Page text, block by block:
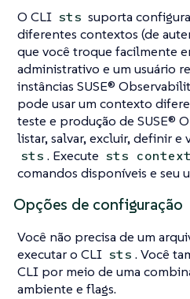
O CLI sts suporta
diferentes contextos (de
que você troque facilmente
administrativo e um usuário
instâncias SUSE®
pode usar um contexto
teste e produção de SUSE®
listar, salvar, excluir, definir
sts . Execute sts
comandos disponíveis e seu
Opções de configuração
Você não precisa de um
executar o CLI sts . Você
CLI por meio de uma
ambiente e flags.